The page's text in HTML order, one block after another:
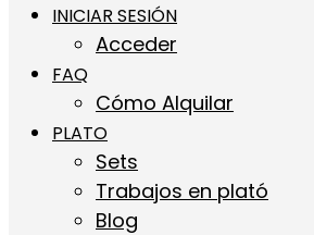
INICIAR SESIÓN
Acceder
FAQ
Cómo Alquilar
PLATO
Sets
Trabajos en plató
Blog